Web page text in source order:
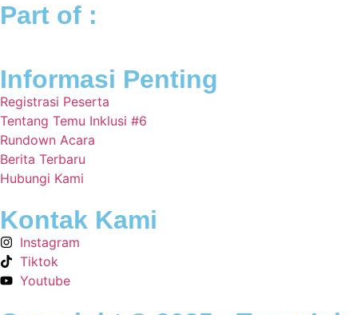
Part of :
Informasi Penting
Registrasi Peserta
Tentang Temu Inklusi #6
Rundown Acara
Berita Terbaru
Hubungi Kami
Kontak Kami
Instagram
Tiktok
Youtube